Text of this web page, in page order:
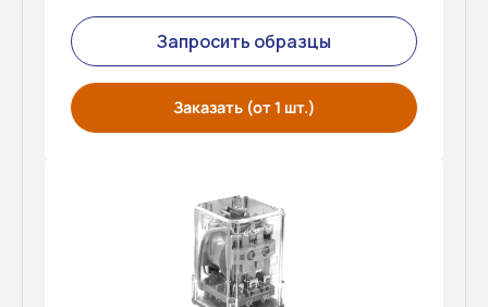
Запросить образцы
Заказать (от 1 шт.)